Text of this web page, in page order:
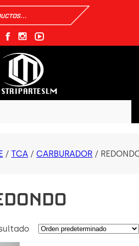
/ TCA / CARBURADOR /